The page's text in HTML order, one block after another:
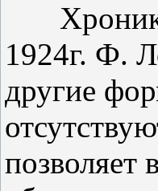
1924г. Ф.
другие
позволяет